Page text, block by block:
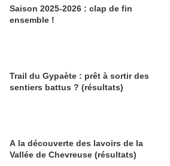
Saison 2025-2026 : clap de fin
ensemble !
Trail du Gypaète : prêt à sortir des
sentiers battus ? (résultats)
A la découverte des lavoirs de la
Vallée de Chevreuse (résultats)